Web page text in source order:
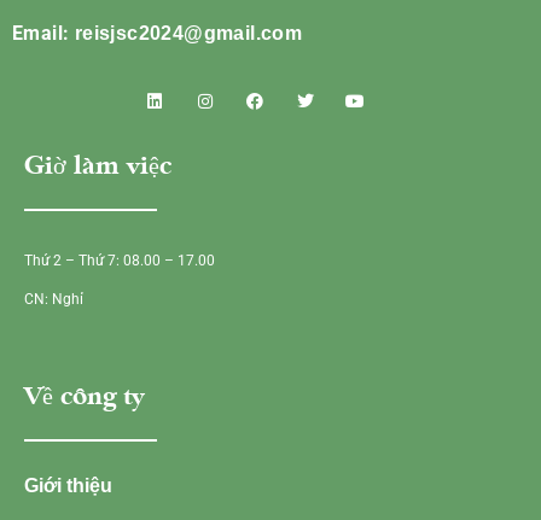
Email: reisjsc2024@gmail.com
Giờ làm việc
Thứ 2 – Thứ 7: 08.00 – 17.00
CN: Nghỉ
Về công ty
Giới thiệu